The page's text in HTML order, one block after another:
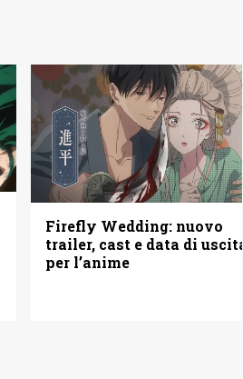
Firefly Wedding: nuovo
trailer, cast e data di uscita
per l’anime